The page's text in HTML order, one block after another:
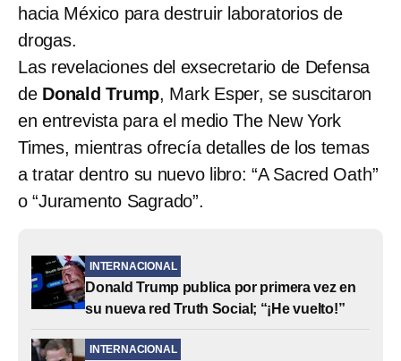
hacia México para destruir laboratorios de
drogas.
Las revelaciones del exsecretario de Defensa
de Donald Trump, Mark Esper, se suscitaron
en entrevista para el medio The New York
Times, mientras ofrecía detalles de los temas
a tratar dentro su nuevo libro: “A Sacred Oath”
o “Juramento Sagrado”.
INTERNACIONAL
Donald Trump publica por primera vez en
su nueva red Truth Social; “¡He vuelto!”
INTERNACIONAL